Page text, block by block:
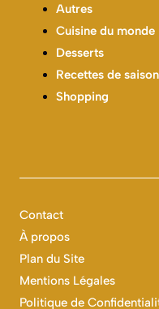
Autres
Cuisine du monde
Desserts
Recettes de saison
Shopping
Contact
À propos
Plan du Site
Mentions Légales
Politique de